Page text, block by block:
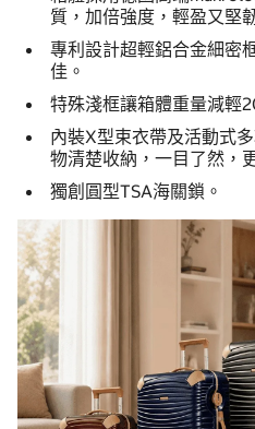
質，加倍強度，輕盈又堅
專利設計超輕鋁合金細密
佳。
特殊淺框讓箱體重量減輕
內裝X型束衣帶及活動式
物清楚收納，一目了然，
獨創圓型TSA海關鎖。